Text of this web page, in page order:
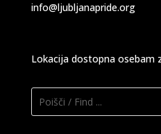
info@ljubljanapride.org
Lokacija dostopna osebam